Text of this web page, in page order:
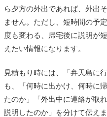
ら夕方の外出であれば、外出
ません。ただし、短時間の予
度も変わる、帰宅後に説明が
えたい情報になります。
見積もり時には、「弁天島に
も、「何時に出かけ、何時に
たのか」「外出中に連絡が取
説明したのか」を分けて伝えま